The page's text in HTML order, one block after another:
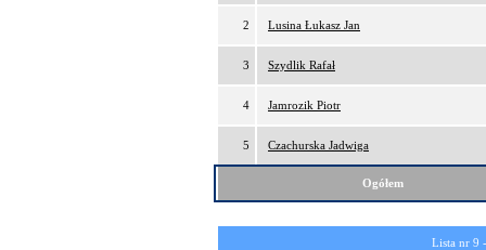
2 Lusina Łukasz Jan
3 Szydlik Rafał
4 Jamrozik Piotr
5 Czachurska Jadwiga
Ogółem
Lista nr 9